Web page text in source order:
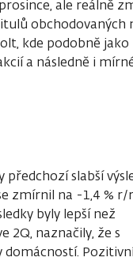
ale reálně
obchodovaných
kde podobně jako
a následně i
slabší
zmírnil na -1,4 % r/
byly lepší než
2Q, naznačily, že s
domácností.